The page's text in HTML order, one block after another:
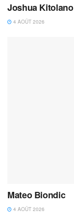
Joshua Kitolano
4 AOÛT 2026
Mateo Biondic
4 AOÛT 2026